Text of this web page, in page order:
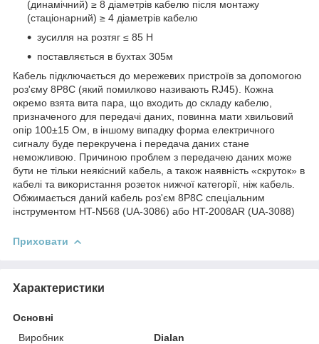
(динамічний) ≥ 8 діаметрів кабелю після монтажу
(стаціонарний) ≥ 4 діаметрів кабелю
зусилля на розтяг ≤ 85 Н
поставляється в бухтах 305м
Кабель підключається до мережевих пристроїв за допомогою
роз'єму 8Р8С (який помилково називають RJ45). Кожна
окремо взята вита пара, що входить до складу кабелю,
призначеного для передачі даних, повинна мати хвильовий
опір 100±15 Ом, в іншому випадку форма електричного
сигналу буде перекручена і передача даних стане
неможливою. Причиною проблем з передачею даних може
бути не тільки неякісний кабель, а також наявність «скруток» в
кабелі та використання розеток нижчої категорії, ніж кабель.
Обжимається даний кабель роз'єм 8P8C спеціальним
інструментом HT-N568 (UA-3086) або HT-2008AR (UA-3088)
Приховати
Характеристики
Основні
Виробник
Dialan